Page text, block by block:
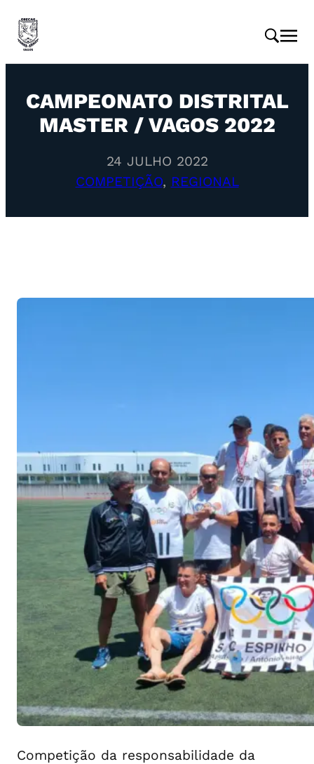
CAMPEONATO DISTRITAL
MASTER / VAGOS 2022
24 JULHO 2022
COMPETIÇÃO, REGIONAL
Competição da responsabilidade da